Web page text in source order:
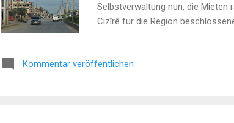
Selbstverwaltung nun, die Mieten
Cizîrê für die Region
Mietpreise zu erfassen und zu
Kommentar veröffentlichen